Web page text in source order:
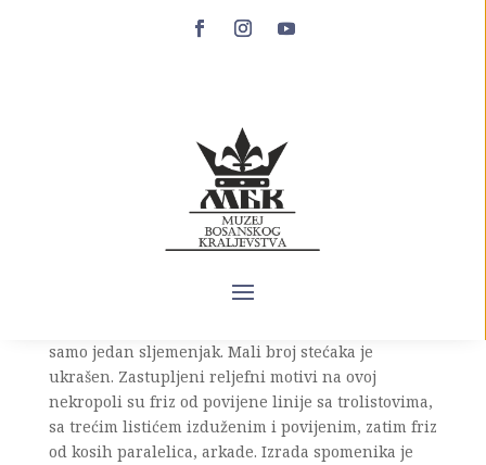
Nekropola „Grčka glavica“ u selu Biskupu kod
Glavatičeva udaljena je 30 kilometara jugoistočno
od Konjica. Ova oblast pripadala je
srednjovjekovnoj župi Kom. Na ovom lokalitetu se
nalaze ostaci crkve i nekropola stećaka. Nekropola
grobova bez stećaka. Najveći broj stećaka su u
samo jedan sljemenjak. Mali broj stećaka je
ukrašen. Zastupljeni reljefni motivi na ovoj
nekropoli su friz od povijene linije sa trolistovima,
sa trećim listićem izduženim i povijenim, zatim friz
od kosih paralelica, arkade. Izrada spomenika je